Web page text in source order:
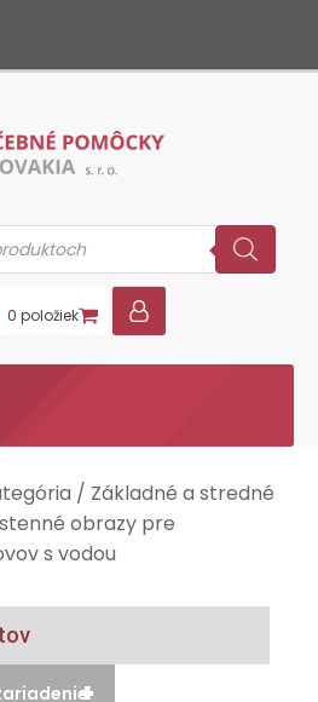
0 položiek
/ Základné a stredné
obrazy pre
s vodou
+